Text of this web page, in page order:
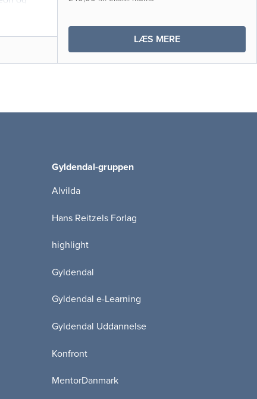
LÆS MEREOM
BASAL
KLINISK
Gyldendal-gruppen
Alvilda
Hans Reitzels Forlag
highlight
Gyldendal
Gyldendal e-Learning
Gyldendal Uddannelse
Konfront
MentorDanmark